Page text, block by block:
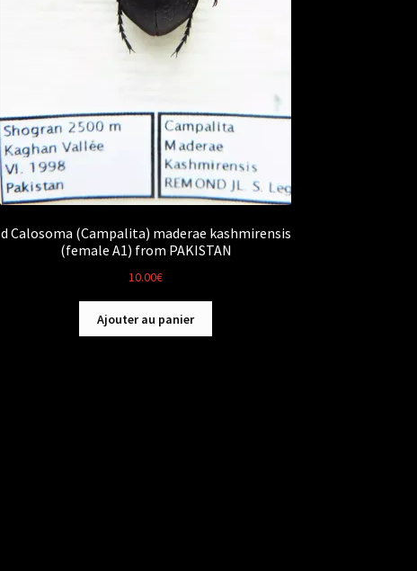
d Calosoma (Campalita) maderae kashmirensis
(female A1) from PAKISTAN
10.00€
Ajouter au panier